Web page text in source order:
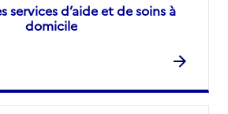
services d’aide et de soins à
domicile